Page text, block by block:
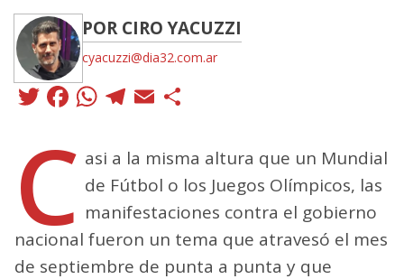
POR CIRO YACUZZI
cyacuzzi@dia32.com.ar
Twitter
Facebook
WhatsApp
Telegram
Email
C asi a la misma altura que un Mundial
de Fútbol o los Juegos Olímpicos, las
manifestaciones contra el gobierno
nacional fueron un tema que atravesó el mes
de septiembre de punta a punta y que